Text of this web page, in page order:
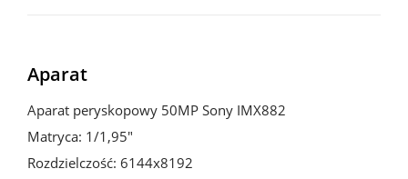
Aparat
Aparat peryskopowy 50MP Sony IMX882
Matryca: 1/1,95"
Rozdzielczość: 6144x8192